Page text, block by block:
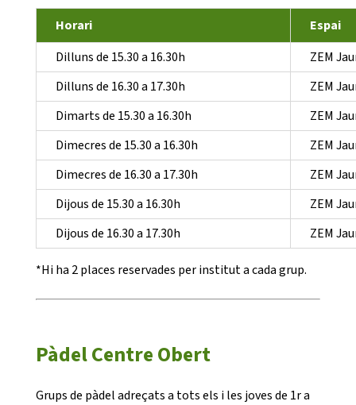
Horari
Espai
Dilluns de 15.30 a 16.30h
ZEM
Dilluns de 16.30 a 17.30h
ZEM
Dimarts de 15.30 a 16.30h
ZEM
Dimecres de 15.30 a 16.30h
ZEM
Dimecres de 16.30 a 17.30h
ZEM
Dijous de 15.30 a 16.30h
ZEM
Dijous de 16.30 a 17.30h
ZEM
*Hi ha 2 places reservades per institut a cada grup.
Pàdel Centre Obert
Grups de pàdel adreçats a tots els i les joves de 1r a
Fes voluntariat
Fes un donatiu
Treballa amb nosaltres